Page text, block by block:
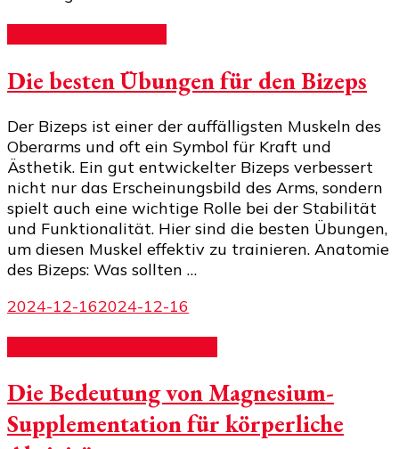
Die besten Übungen für den Bizeps
Der Bizeps ist einer der auffälligsten Muskeln des
Oberarms und oft ein Symbol für Kraft und
Ästhetik. Ein gut entwickelter Bizeps verbessert
nicht nur das Erscheinungsbild des Arms, sondern
spielt auch eine wichtige Rolle bei der Stabilität
und Funktionalität. Hier sind die besten Übungen,
um diesen Muskel effektiv zu trainieren. Anatomie
des Bizeps: Was sollten …
2024-12-162024-12-16
Die Bedeutung von Magnesium-
Supplementation für körperliche